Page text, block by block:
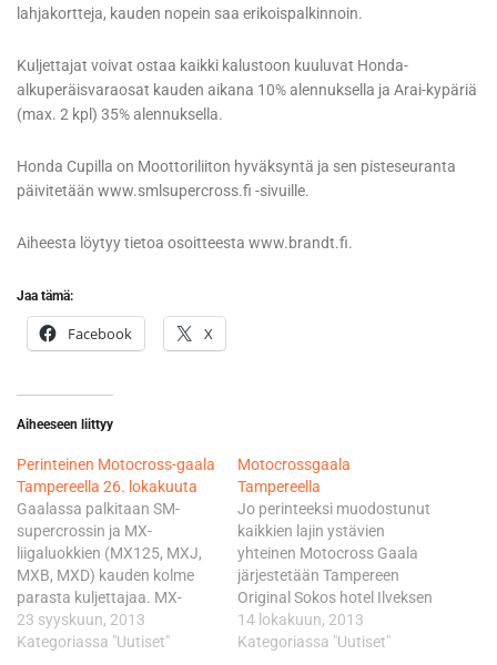
lahjakortteja, kauden nopein saa erikoispalkinnoin.
Kuljettajat voivat ostaa kaikki kalustoon kuuluvat Honda-
alkuperäisvaraosat kauden aikana 10% alennuksella ja Arai-kypäriä
(max. 2 kpl) 35% alennuksella.
Honda Cupilla on Moottoriliiton hyväksyntä ja sen pisteseuranta
päivitetään www.smlsupercross.fi -sivuille.
Aiheesta löytyy tietoa osoitteesta www.brandt.fi.
Jaa tämä:
Facebook X
Aiheeseen liittyy
Perinteinen Motocross-gaala
Tampereella 26. lokakuuta
Gaalassa palkitaan SM-
supercrossin ja MX-
liigaluokkien (MX125, MXJ,
MXB, MXD) kauden kolme
parasta kuljettajaa. MX-
junioriliigan MXC/C- ja
MXC/B-luokissa palkitaan
23 syyskuun, 2013
Kategoriassa "Uutiset"
Motocrossgaala
Tampereella
Jo perinteeksi muodostunut
kaikkien lajin ystävien
yhteinen Motocross Gaala
järjestetään Tampereen
Original Sokos hotel Ilveksen
yökerhossa lauantaina
26.10.2013 klo 20.00
14 lokakuun, 2013
Kategoriassa "Uutiset"